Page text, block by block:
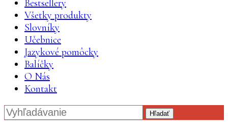
Bestsellery
Všetky produkty
Slovníky
Učebnice
Jazykové pomôcky
Balíčky
O Nás
Kontakt
Hľadať